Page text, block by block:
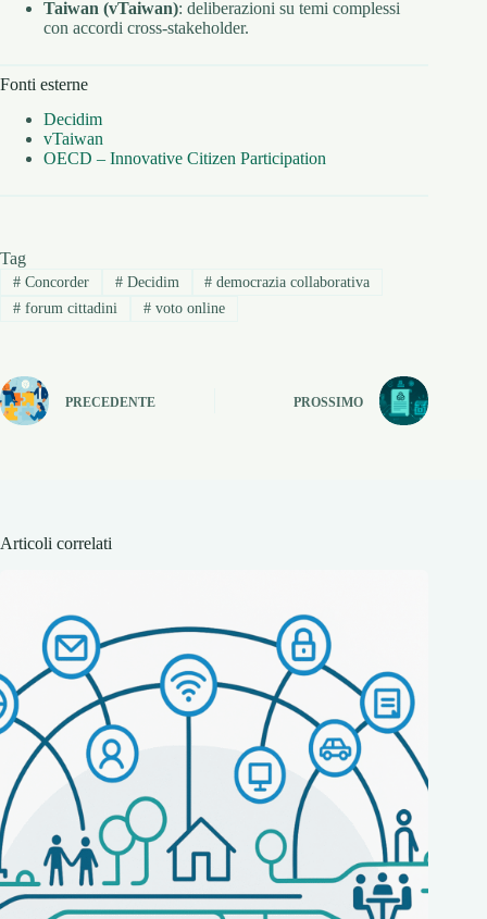
Taiwan (vTaiwan): deliberazioni su temi complessi
con accordi cross-stakeholder.
Fonti esterne
Decidim
vTaiwan
OECD – Innovative Citizen Participation
Tag
#Concorder #Decidim # democrazia collaborativa
#forum cittadini #voto online
PRECEDENTE PROSSIMO
Articoli correlati